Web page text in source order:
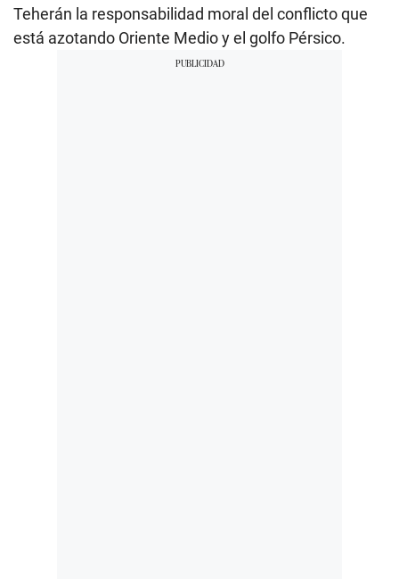
Teherán la responsabilidad moral del conflicto que
está azotando Oriente Medio y el golfo Pérsico.